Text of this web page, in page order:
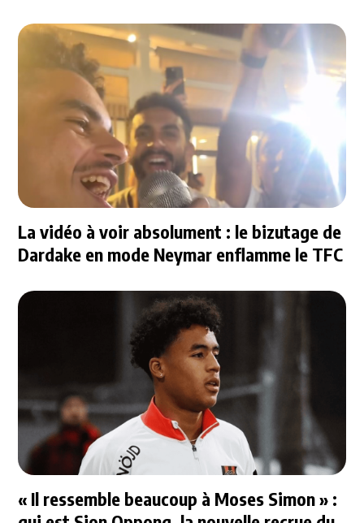
La vidéo à voir absolument : le bizutage de
Dardake en mode Neymar enflamme le TFC
« Il ressemble beaucoup à Moses Simon » :